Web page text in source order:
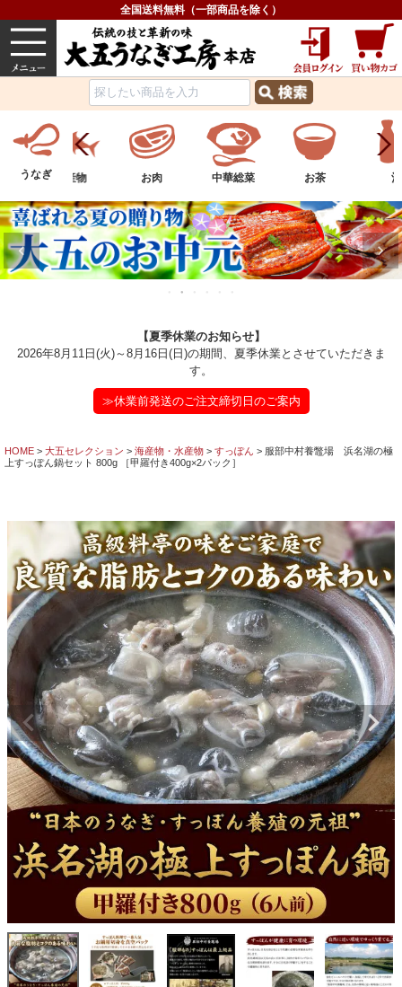
全国送料無料（一部商品を除く）
うなぎ 内祝い グルメ
うなぎ 水産物 お肉 中華総菜 お茶 酒
【夏季休業のお知らせ】
2026年8月11日(火)～8月16日(日)の期間、夏季休業とさせていただきま
す。
≫休業前発送のご注文締切日のご案内
HOME 大五セレクション 海産物・水産物 すっぽん
服部中村養鼈場 浜名湖の極
上すっぽん鍋セット 800g ［甲羅付き400g×2パック］